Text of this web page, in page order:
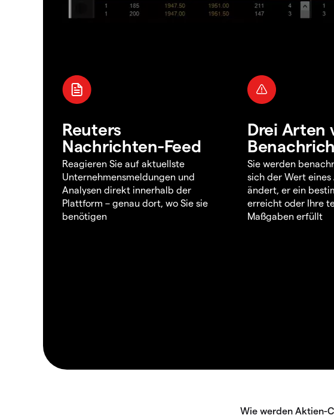
Reuters
Nachrichten-Feed
Reagieren Sie auf aktuellste
Unternehmensmeldungen und
Analysen direkt innerhalb der
Plattform – genau dort, wo Sie sie
benötigen
Drei Arten
Sie werden
sich der Wert
ändert, er ein
erreicht oder Ihre
Maßgaben erfüllt